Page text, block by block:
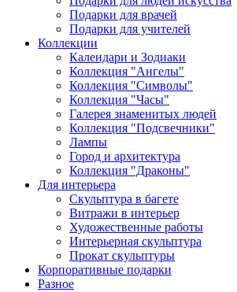
Подарки для врачей
Подарки для учителей
Коллекции
Календари и Зодиаки
Коллекция "Ангелы"
Коллекция "Символы"
Коллекция "Часы"
Галерея знаменитых людей
Коллекция "Подсвечники"
Лампы
Город и архитектура
Коллекция "Драконы"
Для интерьера
Скульптура в багете
Витражи в интерьер
Художественные работы
Интерьерная скульптура
Прокат скульптуры
Корпоративные подарки
Разное